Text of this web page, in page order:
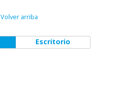
Volver arriba
Escritorio